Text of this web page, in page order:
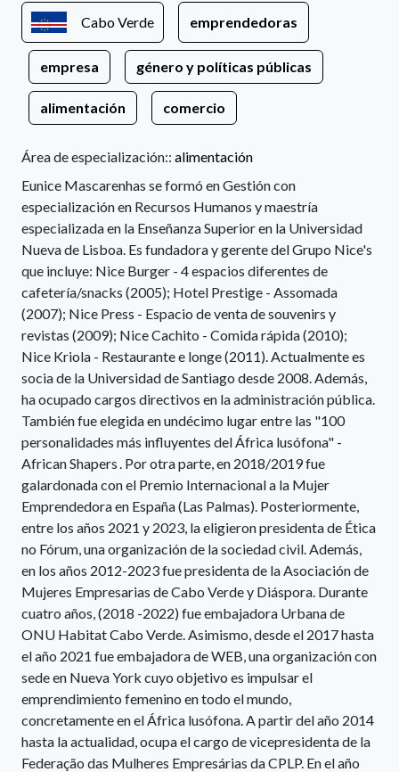
Cabo Verde emprendedoras
empresa género y políticas públicas
alimentación comercio
Área de especialización:: alimentación
Eunice Mascarenhas se formó en Gestión con
especialización en Recursos Humanos y maestría
especializada en la Enseñanza Superior en la Universidad
Nueva de Lisboa. Es fundadora y gerente del Grupo Nice's
que incluye: Nice Burger - 4 espacios diferentes de
cafetería/snacks (2005); Hotel Prestige - Assomada
(2007); Nice Press - Espacio de venta de souvenirs y
revistas (2009); Nice Cachito - Comida rápida (2010);
Nice Kriola - Restaurante e longe (2011). Actualmente es
socia de la Universidad de Santiago desde 2008. Además,
ha ocupado cargos directivos en la administración pública.
También fue elegida en undécimo lugar entre las "100
personalidades más influyentes del África lusófona" -
African Shapers . Por otra parte, en 2018/2019 fue
galardonada con el Premio Internacional a la Mujer
Emprendedora en España (Las Palmas). Posteriormente,
entre los años 2021 y 2023, la eligieron presidenta de Ética
no Fórum, una organización de la sociedad civil. Además,
en los años 2012-2023 fue presidenta de la Asociación de
Mujeres Empresarias de Cabo Verde y Diáspora. Durante
cuatro años, (2018 -2022) fue embajadora Urbana de
ONU Habitat Cabo Verde. Asimismo, desde el 2017 hasta
el año 2021 fue embajadora de WEB, una organización con
sede en Nueva York cuyo objetivo es impulsar el
emprendimiento femenino en todo el mundo,
concretamente en el África lusófona. A partir del año 2014
hasta la actualidad, ocupa el cargo de vicepresidenta de la
Federação das Mulheres Empresárias da CPLP. En el año